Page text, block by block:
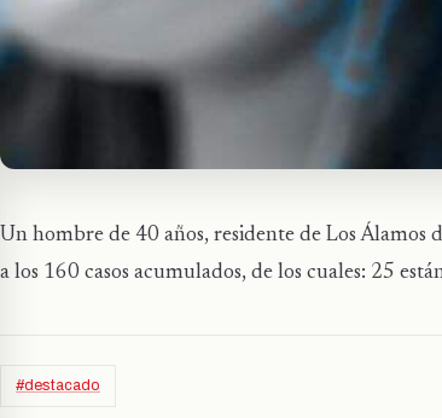
Un hombre de 40 años, residente de Los Álamos
a los 160 casos acumulados, de los cuales: 25
#destacado